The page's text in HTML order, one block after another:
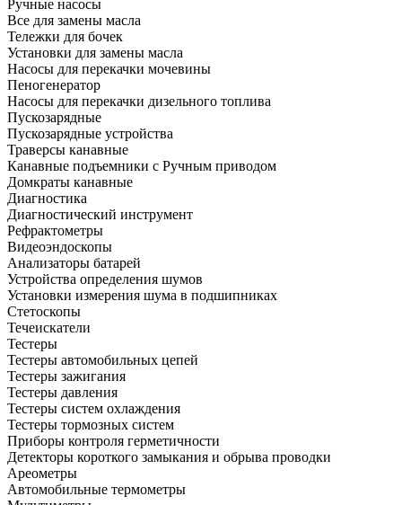
Ручные насосы
Все для замены масла
Тележки для бочек
Установки для замены масла
Насосы для перекачки мочевины
Пеногенератор
Насосы для перекачки дизельного топлива
Пускозарядные
Пускозарядные устройства
Траверсы канавные
Канавные подъемники с Ручным приводом
Домкраты канавные
Диагностика
Диагностический инструмент
Рефрактометры
Видеоэндоскопы
Анализаторы батарей
Устройства определения шумов
Установки измерения шума в подшипниках
Стетоскопы
Течеискатели
Тестеры
Тестеры автомобильных цепей
Тестеры зажигания
Тестеры давления
Тестеры систем охлаждения
Тестеры тормозных систем
Приборы контроля герметичности
Детекторы короткого замыкания и обрыва проводки
Ареометры
Автомобильные термометры